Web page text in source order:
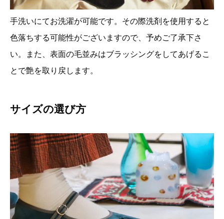
手洗いにてお洗濯が可能です。その際洗剤を使用すると
色落ちする可能性がございますので、予めご了承下さ
い。また、表面の毛並みはブラッシングをしてあげるこ
とで艶を取り戻します。
サイズの選び方